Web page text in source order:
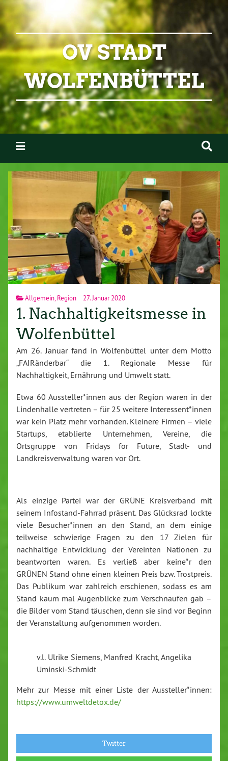
OV STADT
WOLFENBÜTTEL
Allgemein Region 27. Januar 2020
1. Nachhaltigkeitsmesse in
Wolfenbüttel
Am 26. Januar fand in Wolfenbüttel unter dem Motto
„FAIRänderbar“ die 1. Regionale Messe für
Nachhaltigkeit, Ernährung und Umwelt statt.
Etwa 60 Aussteller*innen aus der Region waren in der
Lindenhalle vertreten – für 25 weitere Interessent*innen
war kein Platz mehr vorhanden. Kleinere Firmen – viele
Startups, etablierte Unternehmen, Vereine, die
Ortsgruppe von Fridays for Future, Stadt- und
Landkreisverwaltung waren vor Ort.
Als einzige Partei war der GRÜNE Kreisverband mit
seinem Infostand-Fahrrad präsent. Das Glücksrad lockte
viele Besucher*innen an den Stand, an dem einige
teilweise schwierige Fragen zu den 17 Zielen für
nachhaltige Entwicklung der Vereinten Nationen zu
beantworten waren. Es verließ aber keine*r den
GRÜNEN Stand ohne einen kleinen Preis bzw. Trostpreis.
Das Publikum war zahlreich erschienen, sodass es am
Stand kaum mal Augenblicke zum Verschnaufen gab –
die Bilder vom Stand täuschen, denn sie sind vor Beginn
der Veranstaltung aufgenommen worden.
v.l. Ulrike Siemens, Manfred Kracht, Angelika
Uminski-Schmidt
Mehr zur Messe mit einer Liste der Aussteller*innen:
https://www.umweltdetox.de/
Twitter